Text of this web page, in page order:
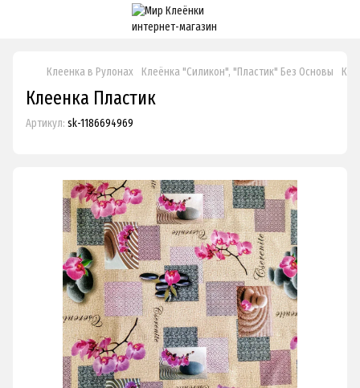
Клеенка в Рулонах Клеёнка "Силикон", "Пластик" Без Основы
Клеенка Пластик
Артикул: sk-1186694969